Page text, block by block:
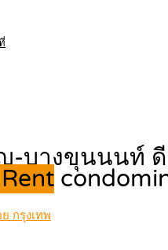
-บางขุนนนท์
กรุงเทพ